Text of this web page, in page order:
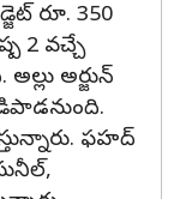
రూ. 350
2 వచ్చే
అర్జున్
ఫహద్